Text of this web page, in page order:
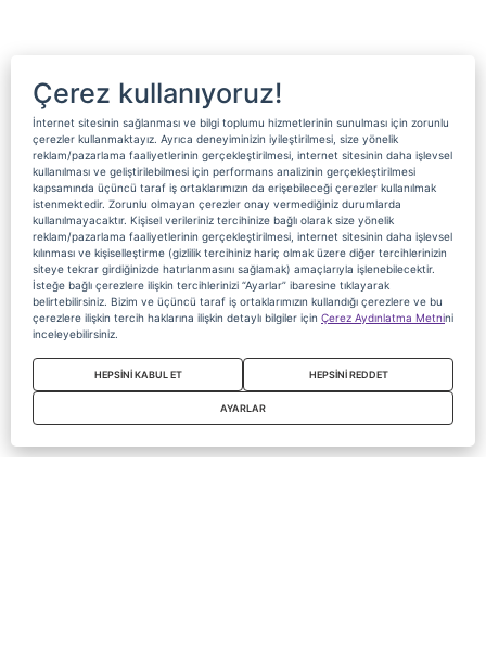
Çerez kullanıyoruz!
İnternet sitesinin sağlanması ve bilgi toplumu hizmetlerinin sunulması için zorunlu
çerezler kullanmaktayız. Ayrıca deneyiminizin iyileştirilmesi, size yönelik
reklam/pazarlama faaliyetlerinin gerçekleştirilmesi, internet sitesinin daha işlevsel
kullanılması ve geliştirilebilmesi için performans analizinin gerçekleştirilmesi
kapsamında üçüncü taraf iş ortaklarımızın da erişebileceği çerezler kullanılmak
istenmektedir. Zorunlu olmayan çerezler onay vermediğiniz durumlarda
kullanılmayacaktır. Kişisel verileriniz tercihinize bağlı olarak size yönelik
reklam/pazarlama faaliyetlerinin gerçekleştirilmesi, internet sitesinin daha işlevsel
kılınması ve kişiselleştirme (gizlilik tercihiniz hariç olmak üzere diğer tercihlerinizin
siteye tekrar girdiğinizde hatırlanmasını sağlamak) amaçlarıyla işlenebilecektir.
İsteğe bağlı çerezlere ilişkin tercihlerinizi “Ayarlar” ibaresine tıklayarak
belirtebilirsiniz. Bizim ve üçüncü taraf iş ortaklarımızın kullandığı çerezlere ve bu
çerezlere ilişkin tercih haklarına ilişkin detaylı bilgiler için Çerez Aydınlatma Metnini
inceleyebilirsiniz.
HEPSİNİ KABUL ET HEPSİNİ REDDET
AYARLAR